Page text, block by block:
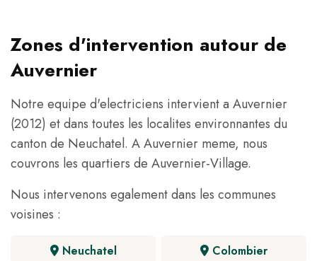
Zones d'intervention autour de
Auvernier
Notre equipe d'electriciens intervient a Auvernier
(2012) et dans toutes les localites environnantes du
canton de Neuchatel. A Auvernier meme, nous
couvrons les quartiers de Auvernier-Village.
Nous intervenons egalement dans les communes
voisines :
Neuchatel Colombier